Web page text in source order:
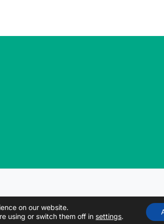
on our website.
using or switch them off in settings.